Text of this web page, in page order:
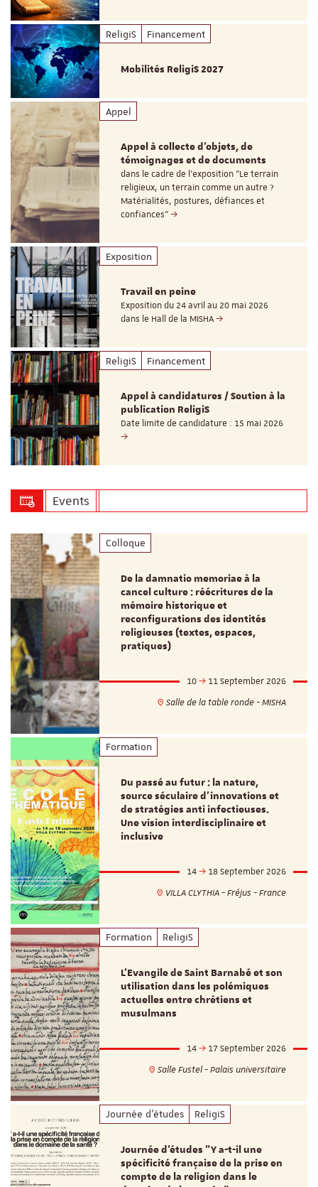
ReligiS Financement
Mobilités ReligiS 2027
Appel
Appel à collecte d'objets, de
témoignages et de documents
dans le cadre de l'exposition "Le terrain
religieux, un terrain comme un autre ?
Matérialités, postures, défiances et
confiances"
Exposition
Travail en peine
Exposition du 24 avril au 20 mai 2026
dans le Hall de la MISHA
ReligiS Financement
Appel à candidatures / Soutien à la
publication ReligiS
Date limite de candidature : 15 mai 2026
Events
Colloque
De la damnatio memoriae à la
cancel culture : réécritures de la
mémoire historique et
reconfigurations des identités
religieuses (textes, espaces,
pratiques)
10
11 September 2026
Salle de la table ronde - MISHA
Formation
Du passé au futur : la nature,
source séculaire d’innovations et
de stratégies anti infectieuses.
Une vision interdisciplinaire et
inclusive
14
18 September 2026
VILLA CLYTHIA - Fréjus - France
Formation ReligiS
L’Evangile de Saint Barnabé et son
utilisation dans les polémiques
actuelles entre chrétiens et
musulmans
14
17 September 2026
Salle Fustel - Palais universitaire
Journée d'études ReligiS
Journée d’études "Y a-t-il une
spécificité française de la prise en
compte de la religion dans le